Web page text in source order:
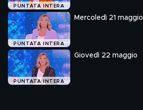
PUNTATA INTERA
PUNTATA INTERA
Mercoledì 21 maggio
PUNTATA INTERA
Giovedì 22 maggio